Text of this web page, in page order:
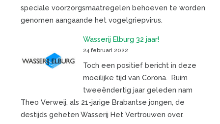
speciale voorzorgsmaatregelen behoeven te worden
genomen aangaande het vogelgriepvirus.
Wasserij Elburg 32 jaar!
24 februari 2022
Toch een positief bericht in deze
moeilijke tijd van Corona. Ruim
tweeëndertig jaar geleden nam
Theo Verweij, als 21-jarige Brabantse jongen, de
destijds geheten Wasserij Het Vertrouwen over.